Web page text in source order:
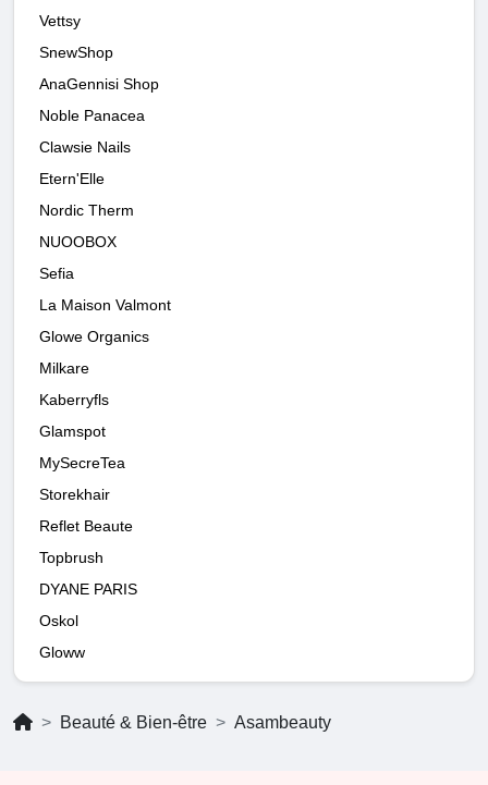
Vettsy
SnewShop
AnaGennisi Shop
Noble Panacea
Clawsie Nails
Etern'Elle
Nordic Therm
NUOOBOX
Sefia
La Maison Valmont
Glowe Organics
Milkare
Kaberryfls
Glamspot
MySecreTea
Storekhair
Reflet Beaute
Topbrush
DYANE PARIS
Oskol
Gloww
Beauté & Bien-être Asambeauty